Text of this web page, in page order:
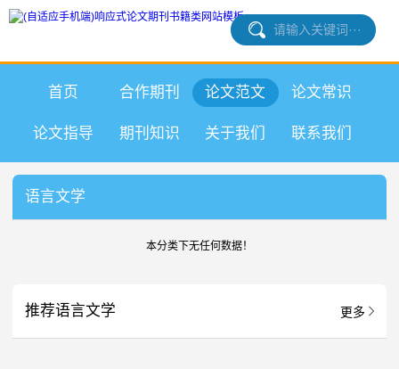
首页 合作期刊 论文范文 论文常识
论文指导 期刊知识 关于我们 联系我们
语言文学
本分类下无任何数据！
推荐语言文学 更多